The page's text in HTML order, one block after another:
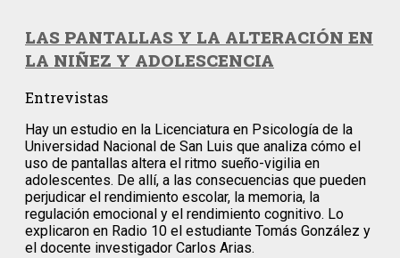
LAS PANTALLAS Y LA ALTERACIÓN EN
LA NIÑEZ Y ADOLESCENCIA
Entrevistas
Hay un estudio en la Licenciatura en Psicología de la
Universidad Nacional de San Luis que analiza cómo el
uso de pantallas altera el ritmo sueño-vigilia en
adolescentes. De allí, a las consecuencias que pueden
perjudicar el rendimiento escolar, la memoria, la
regulación emocional y el rendimiento cognitivo. Lo
explicaron en Radio 10 el estudiante Tomás González y
el docente investigador Carlos Arias.